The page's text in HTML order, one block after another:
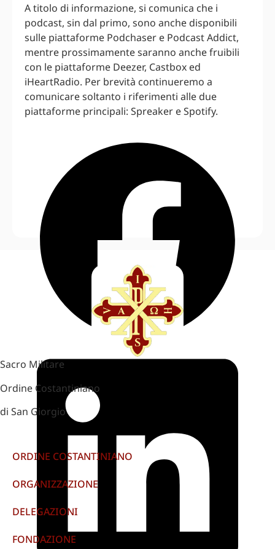
A titolo di informazione, si comunica che i
podcast, sin dal primo, sono anche disponibili
sulle piattaforme Podchaser e Podcast Addict,
mentre prossimamente saranno anche fruibili
con le piattaforme Deezer, Castbox ed
iHeartRadio. Per brevità continueremo a
comunicare soltanto i riferimenti alle due
piattaforme principali: Spreaker e Spotify.
Sacro Militare
Ordine Costantiniano
di San Giorgio
ORDINE COSTANTINIANO
ORGANIZZAZIONE
DELEGAZIONI
FONDAZIONE